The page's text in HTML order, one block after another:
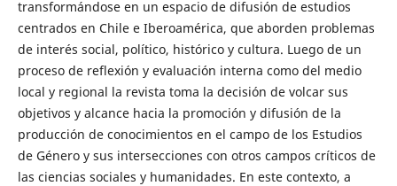
transformándose en un espacio de difusión de estudios
centrados en Chile e Iberoamérica, que aborden problemas
de interés social, político, histórico y cultura. Luego de un
proceso de reflexión y evaluación interna como del medio
local y regional la revista toma la decisión de volcar sus
objetivos y alcance hacia la promoción y difusión de la
producción de conocimientos en el campo de los Estudios
de Género y sus intersecciones con otros campos críticos de
las ciencias sociales y humanidades. En este contexto, a